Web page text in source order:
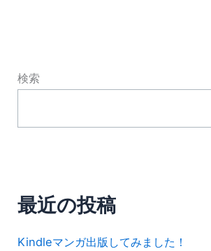
検索
最近の投稿
Kindleマンガ出版してみました！